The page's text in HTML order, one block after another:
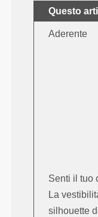
Questo
Aderente
Senti il tuo
La
silhouette